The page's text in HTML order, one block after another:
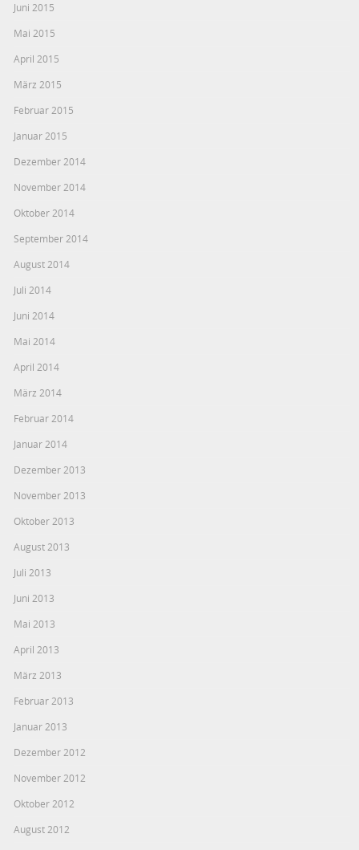
Juni 2015
Mai 2015
April 2015
März 2015
Februar 2015
Januar 2015
Dezember 2014
November 2014
Oktober 2014
September 2014
August 2014
Juli 2014
Juni 2014
Mai 2014
April 2014
März 2014
Februar 2014
Januar 2014
Dezember 2013
November 2013
Oktober 2013
August 2013
Juli 2013
Juni 2013
Mai 2013
April 2013
März 2013
Februar 2013
Januar 2013
Dezember 2012
November 2012
Oktober 2012
August 2012